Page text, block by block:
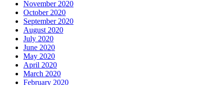
November 2020
October 2020
September 2020
August 2020
July 2020
June 2020
May 2020
April 2020
March 2020
February 2020